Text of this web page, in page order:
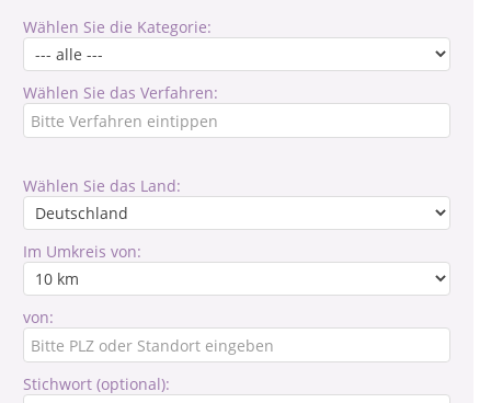
Wählen Sie die Kategorie:
Wählen Sie das Verfahren:
Wählen Sie das Land:
Im Umkreis von:
von:
Stichwort (optional):